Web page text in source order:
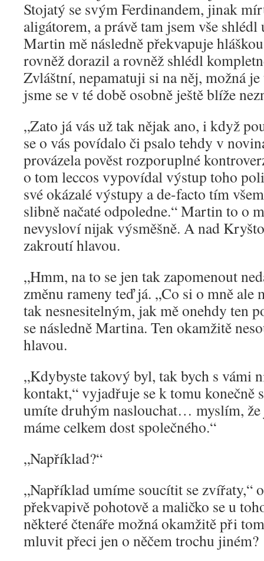
Stojatý se svým Ferdinandem, jinak
aligátorem, a právě tam jsem vše
Martin mě následně překvapuje
rovněž dorazil a rovněž shlédl
Zvláštní, nepamatuji si na něj, možná
jsme se v té době osobně ještě blíže
„Zato já vás už tak nějak ano, i když
se o vás povídalo či psalo tehdy v
provázela pověst rozporuplné
o tom leccos vypovídal výstup toho
své okázalé výstupy a de-facto tím
slibně načaté odpoledne.“ Martin to o
nevysloví nijak výsměšně. A nad
zakroutí hlavou.
„Hmm, na to se jen tak zapomenout
změnu rameny teď já. „Co si o mně ale
tak nesnesitelným, jak mě onehdy ten
se následně Martina. Ten okamžitě
hlavou.
„Kdybyste takový byl, tak bych s vámi
kontakt,“ vyjadřuje se k tomu konečně
umíte druhým naslouchat… myslím,
máme celkem dost společného.“
„Například?“
„Například umíme soucítit se zvířaty,“
překvapivě pohotově a maličko se u
některé čtenáře možná okamžitě při
mluvit přeci jen o něčem trochu jiném?